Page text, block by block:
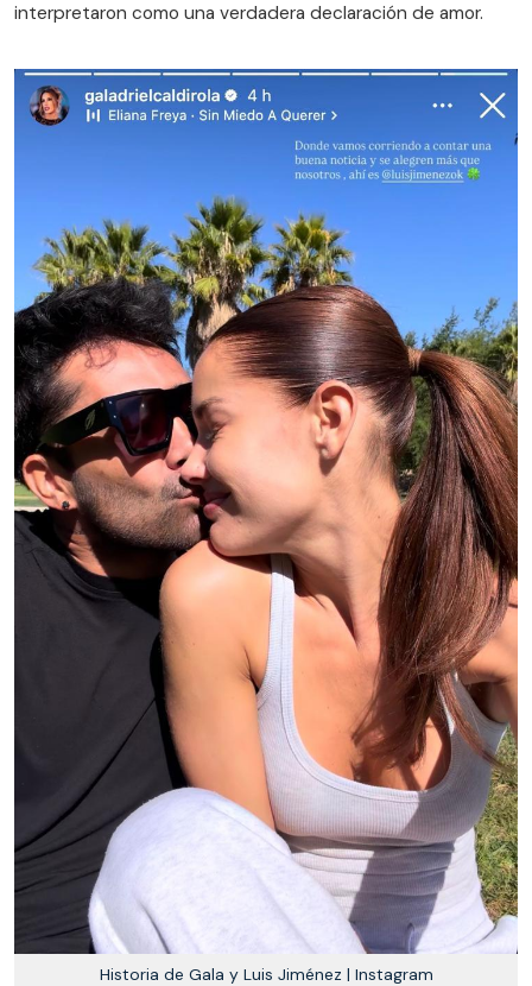
interpretaron como una verdadera declaración de amor.
Historia de Gala y Luis Jiménez | Instagram